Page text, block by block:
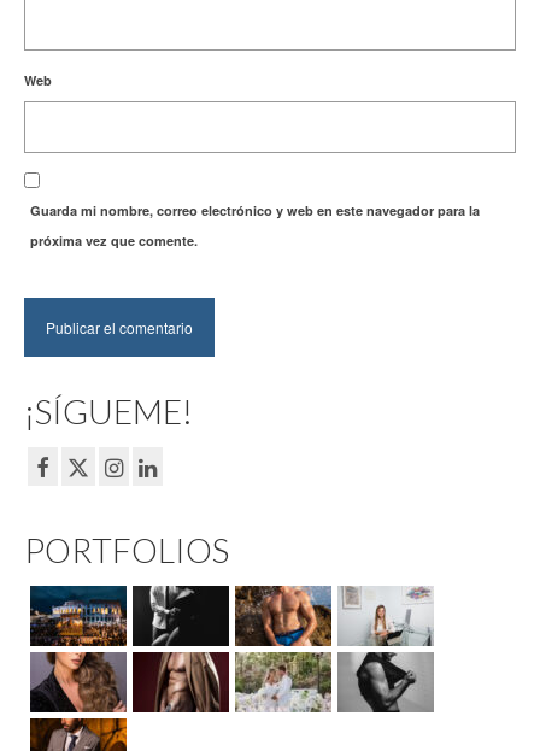
Web
Guarda mi nombre, correo electrónico y web en este navegador para la
próxima vez que comente.
¡SÍGUEME!
PORTFOLIOS